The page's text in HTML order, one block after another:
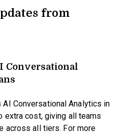
from
Conversational
Conversational Analytics in
extra cost, giving all teams
across all tiers. For more